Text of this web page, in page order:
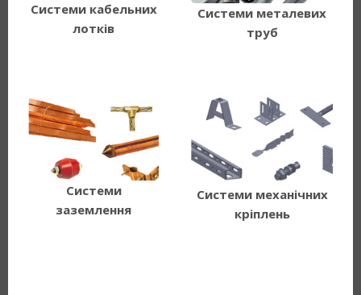
Системи кабельних
лотків
Системи металевих
труб
Системи
заземлення
Системи механічних
кріплень